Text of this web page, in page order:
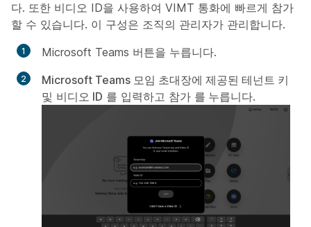
다. 또한 비디오 ID을 사용하여 VIMT 통화에 빠르게 참가
할 수 있습니다. 이 구성은 조직의 관리자가 관리합니다.
Microsoft Teams 버튼을 누릅니다.
Microsoft Teams 모임 초대장에 제공된 테넌트 키
및 비디오 ID 를 입력하고 참가 를 누릅니다.